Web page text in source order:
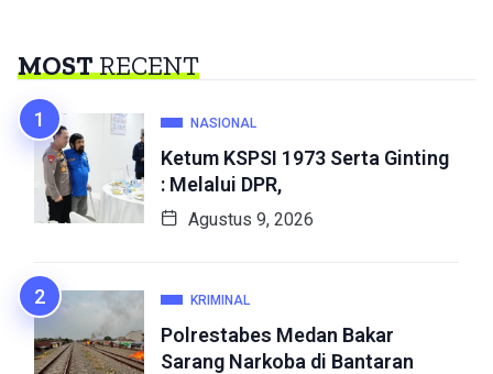
MOSTRECENT
NASIONAL
Ketum KSPSI 1973 Serta Ginting
: Melalui DPR,
Agustus 9, 2026
KRIMINAL
Polrestabes Medan Bakar
Sarang Narkoba di Bantaran